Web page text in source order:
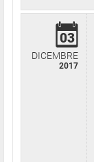
03
DICEMBRE
2017